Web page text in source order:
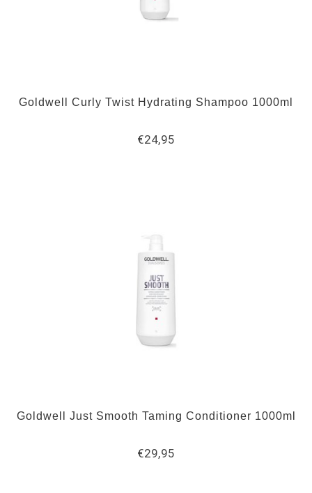
Goldwell Curly Twist Hydrating Shampoo 1000ml
€24,95
Goldwell Just Smooth Taming Conditioner 1000ml
€29,95